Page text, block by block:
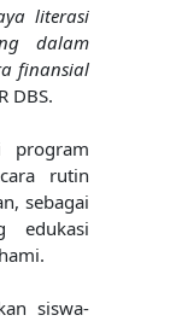
literasi
dalam
finansial
DBS.
program
rutin
sebagai
edukasi
siswa-